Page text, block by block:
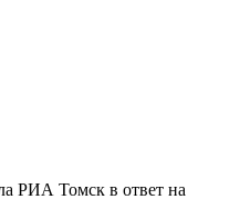
РИА Томск в ответ на